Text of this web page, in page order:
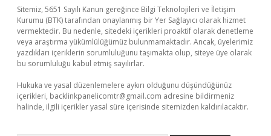
Sitemiz, 5651 Sayılı Kanun gereğince Bilgi Teknolojileri ve İletişim
Kurumu (BTK) tarafından onaylanmış bir Yer Sağlayıcı olarak hizmet
vermektedir. Bu nedenle, sitedeki içerikleri proaktif olarak denetleme
veya araştırma yükümlülüğümüz bulunmamaktadır. Ancak, üyelerimiz
yazdıkları içeriklerin sorumluluğunu taşımakta olup, siteye üye olarak
bu sorumluluğu kabul etmiş sayılırlar.
Hukuka ve yasal düzenlemelere aykırı olduğunu düşündüğünüz
içerikleri, backlinkpanelicomtr@gmail.com adresine bildirmeniz
halinde, ilgili içerikler yasal süre içerisinde sitemizden kaldırılacaktır.